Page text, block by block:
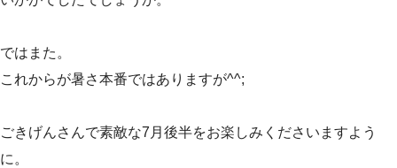
ではまた。
これからが暑さ本番ではありますが^^;
ごきげんさんで素敵な7月後半をお楽しみくださいますよう
に。